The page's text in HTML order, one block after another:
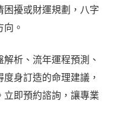
擾或財運規劃，八字
。
析、流年運程預測、
身訂造的命理建議，
即預約諮詢，讓專業